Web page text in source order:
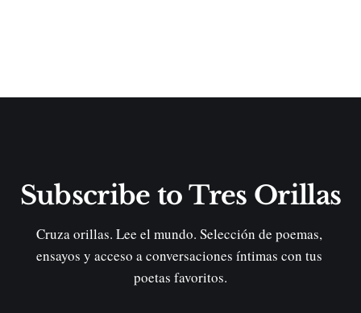
Subscribe to Tres Orillas
Cruza orillas. Lee el mundo. Selección de poemas,
ensayos y acceso a conversaciones íntimas con tus
poetas favoritos.